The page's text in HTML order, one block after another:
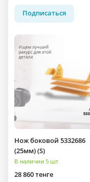
Подписаться
Нож боковой 5332686
(25мм) (S)
В наличии 5 шт.
28 860 тенге